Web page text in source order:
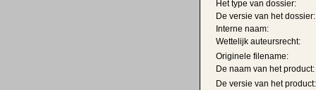
Het type van dossier:
De versie van het dossier:
Interne naam:
Wettelijk auteursrecht:
Originele filename:
De naam van het product:
De versie van het product: